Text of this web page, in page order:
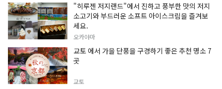
"히루젠 저지랜드"에서 진하고 풍부한 맛의 저지
소고기와 부드러운 소프트 아이스크림을 즐겨보
세요.
오카야마
교토 에서 가을 단풍을 구경하기 좋은 추천 명소 7
곳
교토